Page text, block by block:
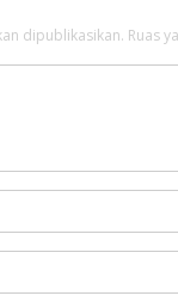
dipublikasikan. Ruas